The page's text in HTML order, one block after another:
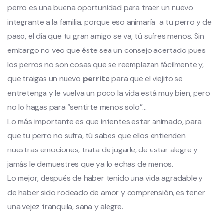
perro es una buena oportunidad para traer un nuevo
integrante a la familia, porque eso animaría a tu perro y de
paso, el día que tu gran amigo se va, tú sufres menos. Sin
embargo no veo que éste sea un consejo acertado pues
los perros no son cosas que se reemplazan fácilmente y,
que traigas un nuevo perritopara que el viejito se
entretenga y le vuelva un poco la vida está muy bien, pero
no lo hagas para “sentirte menos solo”…
Lo más importante es que intentes estar animado, para
que tu perro no sufra, tú sabes que ellos entienden
nuestras emociones, trata de jugarle, de estar alegre y
jamás le demuestres que ya lo echas de menos.
Lo mejor, después de haber tenido una vida agradable y
de haber sido rodeado de amor y comprensión, es tener
una vejez tranquila, sana y alegre.